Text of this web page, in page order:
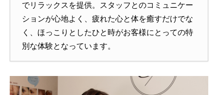
でリラックスを提供。スタッフとのコミュニケー
ションが心地よく、疲れた心と体を癒すだけでな
く、ほっこりとしたひと時がお客様にとっての特
別な体験となっています。